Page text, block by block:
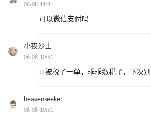
06-08 11:41
可以微信支付吗
小夜沙士
06-08 10:51
LF被税了一单，乖乖缴税了，下次
heavenseeker
06-08 10:51